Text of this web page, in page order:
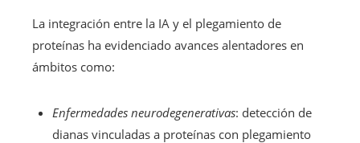
La integración entre la IA y el plegamiento de
proteínas ha evidenciado avances alentadores en
ámbitos como:
Enfermedades neurodegenerativas: detección de
dianas vinculadas a proteínas con plegamiento